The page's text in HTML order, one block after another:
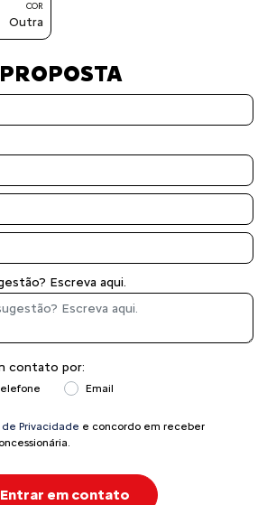
COR
Outra
Escreva aqui.
contato por:
Email
de Privacidade e concordo em receber
Entrar em contato